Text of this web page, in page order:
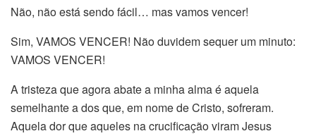
Não, não está sendo fácil… mas vamos vencer!
Sim, VAMOS VENCER! Não duvidem sequer um minuto:
VAMOS VENCER!
A tristeza que agora abate a minha alma é aquela
semelhante a dos que, em nome de Cristo, sofreram.
Aquela dor que aqueles na crucificação viram Jesus